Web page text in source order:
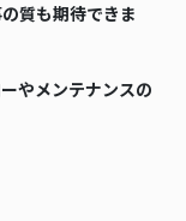
質も期待できま
やメンテナンスの